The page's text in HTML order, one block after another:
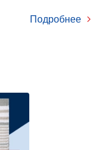
Подробнее